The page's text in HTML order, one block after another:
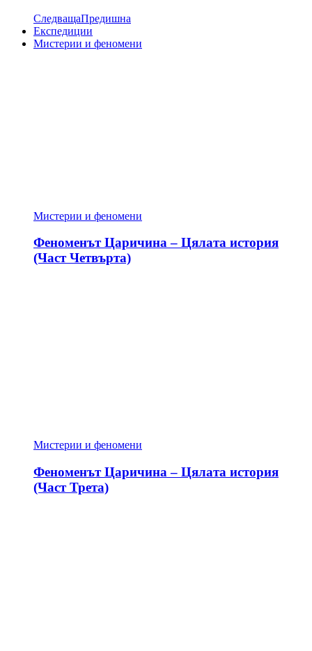
СледващаПредишна
Експедиции
Мистерии и феномени
Мистерии и феномени
Феноменът Царичина – Цялата история
(Част Четвърта)
Мистерии и феномени
Феноменът Царичина – Цялата история
(Част Трета)